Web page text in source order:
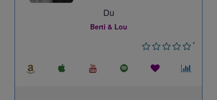
Du
Berti & Lou
*